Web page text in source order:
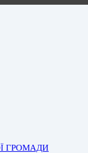
ГРОМАДИ